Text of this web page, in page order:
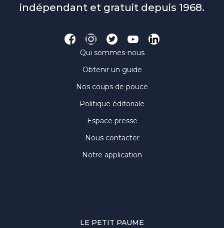
indépendant et gratuit depuis 1968.
Qui sommes-nous
Obtenir un guide
Nos coups de pouce
Politique éditoriale
Espace presse
Nous contacter
Notre application
LE PETIT PAUME